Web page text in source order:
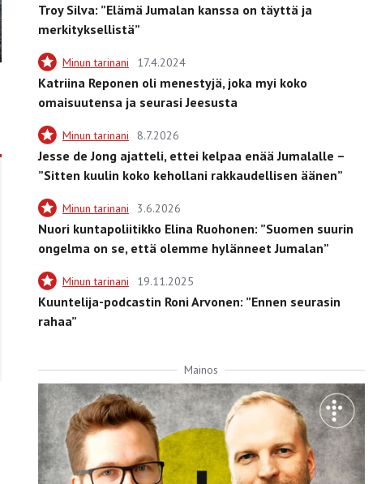
Troy Silva: ”Elämä Jumalan kanssa on täyttä ja
merkityksellistä”
Minun tarinani 17.4.2024
Katriina Reponen oli menestyjä, joka myi koko
omaisuutensa ja seurasi Jeesusta
Minun tarinani 8.7.2026
Jesse de Jong ajatteli, ettei kelpaa enää Jumalalle –
”Sitten kuulin koko kehollani rakkaudellisen äänen”
Minun tarinani 3.6.2026
Nuori kuntapoliitikko Elina Ruohonen: ”Suomen suurin
ongelma on se, että olemme hylänneet Jumalan”
Minun tarinani 19.11.2025
Kuuntelija-podcastin Roni Arvonen: ”Ennen seurasin
rahaa”
Mainos